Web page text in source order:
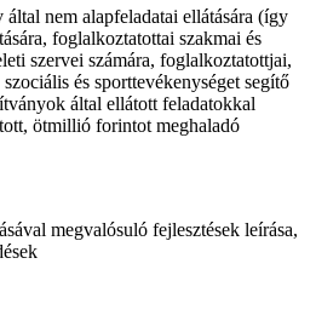
nem alapfeladatai ellátására (így
foglalkoztatottai szakmai és
szervei számára, foglalkoztatottjai,
és sporttevékenységet segítő
által ellátott feladatokkal
ötmillió forintot meghaladó
megvalósuló fejlesztések leírása,